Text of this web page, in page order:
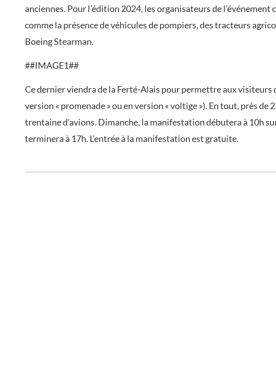
anciennes. Pour l’édition 2024, les organisateurs de
comme la présence de véhicules de pompiers, des tracteurs
Boeing Stearman.
##IMAGE1##
Ce dernier viendra de la Ferté-Alais pour permettre aux visiteurs
version « promenade » ou en version « voltige »). En tout, près
trentaine d’avions. Dimanche, la manifestation débutera à 10h
terminera à 17h. L’entrée à la manifestation est gratuite.